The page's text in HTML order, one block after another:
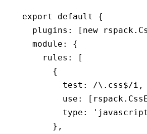
export default
{
  plugins
: [ new rspack
  module
:
{
    rules
:
[
      {
        test
: /\.css$/i ,
        use
: [ rspack .
        type
:
      }
,